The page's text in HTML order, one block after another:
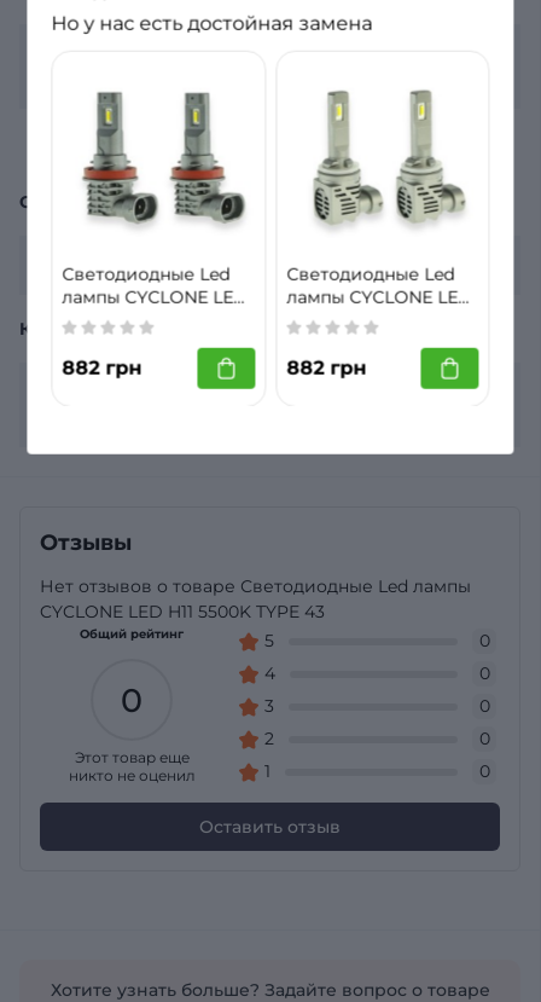
Обманка (Canbus)
ОБЩЕЕ
Гарантия 12 месяцев
КОМПЛЕКТАЦИЯ
2 лампы, гарантийный
Отзывы
Нет отзывов о товаре Светодиодные Led лампы
CYCLONE LED H11 5500K TYPE 43
Общий рейтинг
0
Этот товар еще
никто не оценил
5
0
4
0
3
0
2
0
1
0
Оставить отзыв
Хотите узнать больше? Задайте вопрос о товаре
Но у нас есть достойная замена
Светодиодные Led
лампы CYCLONE LED
H11 5000K 4600LM
882 грн
Светодиодные Led
лампы CYCLONE LED
H27 5000K 4600LM
882 грн